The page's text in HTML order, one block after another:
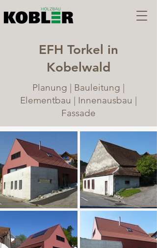
EFH Torkel in
Kobelwald
Planung | Bauleitung |
Elementbau | Innenausbau |
Fassade